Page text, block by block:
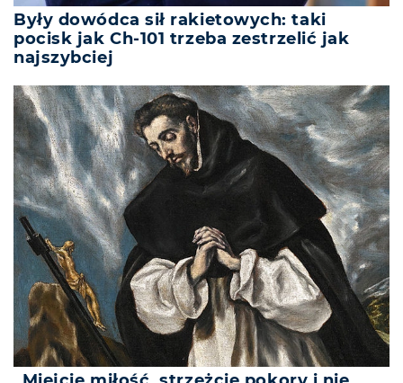
Były dowódca sił rakietowych: taki
pocisk jak Ch-101 trzeba zestrzelić jak
najszybciej